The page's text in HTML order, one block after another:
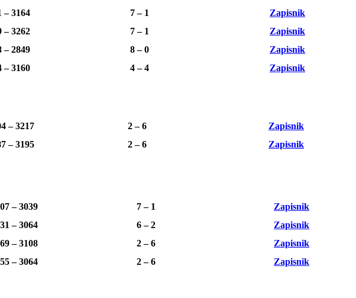
– 3164 7 – 1
Zapisnik
– 3262 7 – 1
Zapisnik
– 2849 8 – 0
Zapisnik
– 3160 4 – 4 Zapisnik
– 3217 2 – 6
Zapisnik
– 3195 2 – 6 Zapisnik
– 3039 7 – 1
Zapisnik
– 3064 6 – 2
Zapisnik
– 3108 2 – 6
Zapisnik
– 3064 2 – 6 Zapisnik